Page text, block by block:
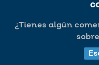
¿Tienes algún